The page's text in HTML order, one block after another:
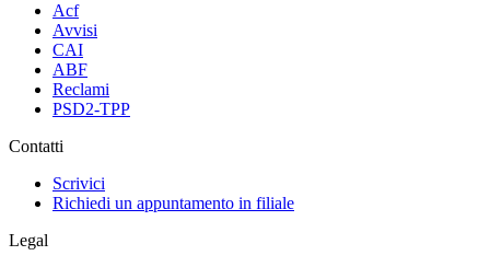
Acf
Avvisi
CAI
ABF
Reclami
PSD2-TPP
Contatti
Scrivici
Richiedi un appuntamento in filiale
Legal